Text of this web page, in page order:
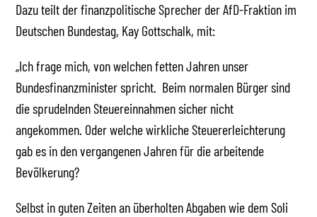
Dazu teilt der finanzpolitische Sprecher der AfD-Fraktion im
Deutschen Bundestag, Kay Gottschalk, mit:
„Ich frage mich, von welchen fetten Jahren unser
Bundesfinanzminister spricht. Beim normalen Bürger sind
die sprudelnden Steuereinnahmen sicher nicht
angekommen. Oder welche wirkliche Steuererleichterung
gab es in den vergangenen Jahren für die arbeitende
Bevölkerung?
Selbst in guten Zeiten an überholten Abgaben wie dem Soli